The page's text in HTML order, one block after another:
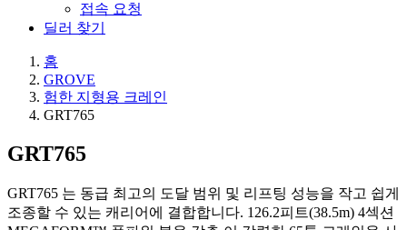
접속 요청
딜러 찾기
홈
GROVE
험한 지형용 크레인
GRT765
GRT765
GRT765 는 동급 최고의 도달 범위 및 리프팅 성능을 작고 쉽게
조종할 수 있는 캐리어에 결합합니다. 126.2피트(38.5m) 4섹션